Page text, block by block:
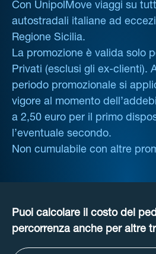
Con UnipolMove viaggi su
autostradali italiane ad
Regione Sicilia.
La promozione è valida solo
Privati (esclusi gli ex-clienti).
periodo promozionale si
vigore al momento
a 2,50 euro per il primo
l’eventuale secondo.
Non cumulabile con altre
Puoi calcolare il costo del
percorrenza anche per altre